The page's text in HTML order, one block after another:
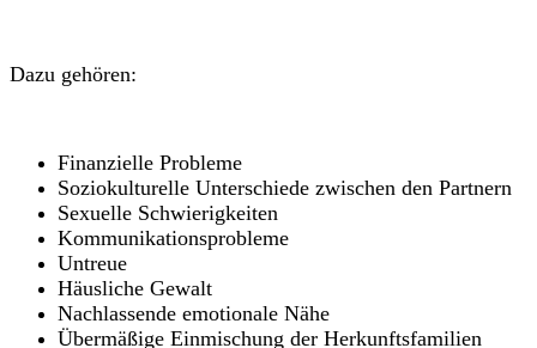
Dazu gehören:
Finanzielle Probleme
Soziokulturelle Unterschiede zwischen den Partnern
Sexuelle Schwierigkeiten
Kommunikationsprobleme
Untreue
Häusliche Gewalt
Nachlassende emotionale Nähe
Übermäßige Einmischung der Herkunftsfamilien